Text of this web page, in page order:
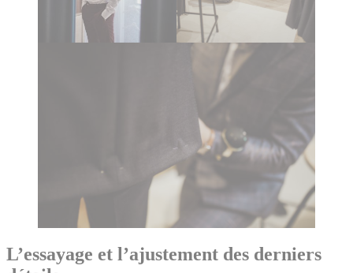
L’essayage et l’ajustement des derniers